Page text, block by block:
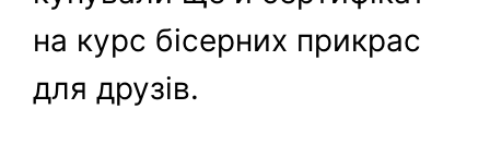
на курс бісерних прикрас
для друзів.